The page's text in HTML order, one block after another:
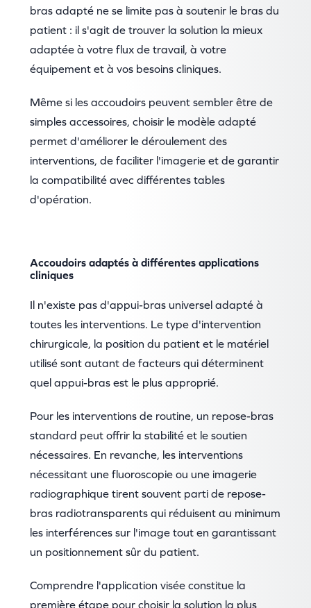
bras adapté ne se limite pas à soutenir le bras du
patient : il s'agit de trouver la solution la mieux
adaptée à votre flux de travail, à votre
équipement et à vos besoins cliniques.
Même si les accoudoirs peuvent sembler être de
simples accessoires, choisir le modèle adapté
permet d'améliorer le déroulement des
interventions, de faciliter l'imagerie et de garantir
la compatibilité avec différentes tables
d'opération.
Accoudoirs adaptés à différentes applications
cliniques
Il n'existe pas d'appui-bras universel adapté à
toutes les interventions. Le type d'intervention
chirurgicale, la position du patient et le matériel
utilisé sont autant de facteurs qui déterminent
quel appui-bras est le plus approprié.
Pour les interventions de routine, un repose-bras
standard peut offrir la stabilité et le soutien
nécessaires. En revanche, les interventions
nécessitant une fluoroscopie ou une imagerie
radiographique tirent souvent parti de repose-
bras radiotransparents qui réduisent au minimum
les interférences sur l'image tout en garantissant
un positionnement sûr du patient.
Comprendre l'application visée constitue la
première étape pour choisir la solution la plus